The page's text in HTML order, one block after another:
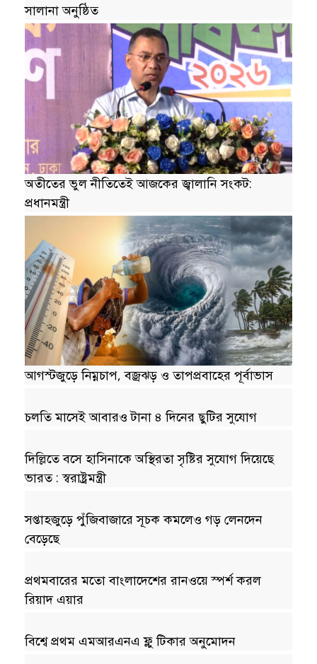
সালানা অনুষ্ঠিত
অতীতের ভুল নীতিতেই আজকের জ্বালানি সংকট:
প্রধানমন্ত্রী
আগস্টজুড়ে নিম্নচাপ, বজ্রঝড় ও তাপপ্রবাহের পূর্বাভাস
চলতি মাসেই আবারও টানা ৪ দিনের ছুটির সুযোগ
দিল্লিতে বসে হাসিনাকে অস্থিরতা সৃষ্টির সুযোগ দিয়েছে
ভারত : স্বরাষ্ট্রমন্ত্রী
সপ্তাহজুড়ে পুঁজিবাজারে সূচক কমলেও গড় লেনদেন
বেড়েছে
প্রথমবারের মতো বাংলাদেশের রানওয়ে স্পর্শ করল
রিয়াদ এয়ার
বিশ্বে প্রথম এমআরএনএ ফ্লু টিকার অনুমোদন